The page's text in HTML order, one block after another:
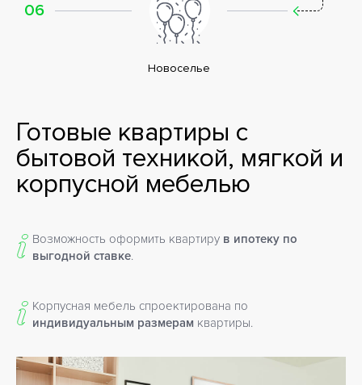
06
Новоселье
Готовые квартиры с
бытовой техникой, мягкой и
корпусной мебелью
Возможность оформить квартиру в ипотеку по
выгодной ставке.
Корпусная мебель спроектирована по
индивидуальным размерам квартиры.